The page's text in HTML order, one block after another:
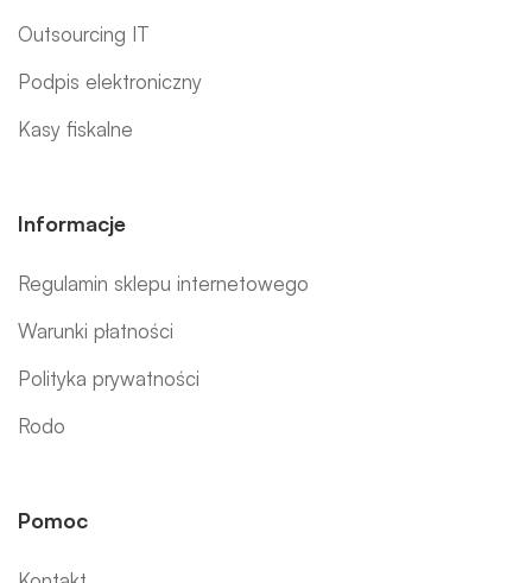
Outsourcing IT
Podpis elektroniczny
Kasy fiskalne
Informacje
Regulamin sklepu internetowego
Warunki płatności
Polityka prywatności
Rodo
Pomoc